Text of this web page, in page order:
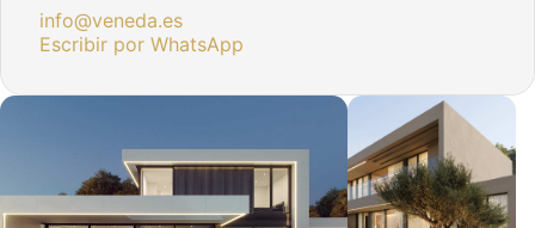
info@veneda.es
Escribir por WhatsApp